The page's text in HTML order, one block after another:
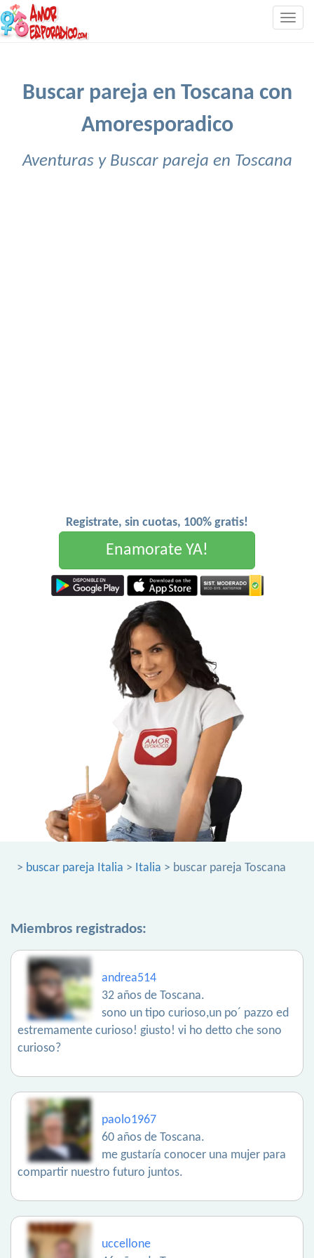
Buscar pareja en Toscana con
Amoresporadico
Aventuras y Buscar pareja en Toscana
Registrate, sin cuotas, 100% gratis!
Enamorate YA!
> buscar pareja Italia > Italia > buscar pareja Toscana
Miembros registrados:
andrea514
32 años de Toscana.
sono un tipo curioso,un po´ pazzo ed
estremamente curioso! giusto! vi ho detto che sono
curioso?
paolo1967
60 años de Toscana.
me gustaría conocer una mujer para
compartir nuestro futuro juntos.
uccellone